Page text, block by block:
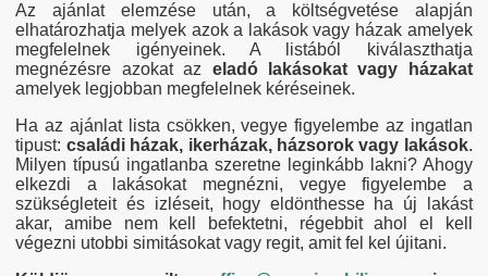
Az ajánlat elemzése után, a költségvetése alapján
elhatározhatja melyek azok a lakások vagy házak amelyek
megfelelnek igényeinek. A listából kiválaszthatja
megnézésre azokat az eladó lakásokat vagy házakat
amelyek legjobban megfelelnek kéréseinek.
Ha az ajánlat lista csökken, vegye figyelembe az ingatlan
tipust: családi házak, ikerházak, házsorok vagy lakások.
Milyen típusú ingatlanba szeretne leginkább lakni? Ahogy
elkezdi a lakásokat megnézni, vegye figyelembe a
szükségleteit és izléseit, hogy eldönthesse ha új lakást
akar, amibe nem kell befektetni, régebbit ahol el kell
végezni utobbi simitásokat vagy regit, amit fel kel újitani.